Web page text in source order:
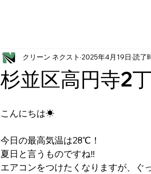
杉並区高円寺2
クリーン ネクスト 2025年4月19日 読了
こんにちは☀
今日の最高気温は28℃！
夏日と言うものですね‼️
エアコンをつけたくなりますが、ぐ